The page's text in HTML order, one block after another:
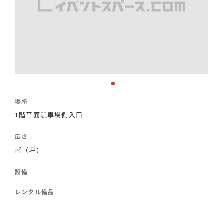
場所
1階平面駐車場側入口
広さ
㎡（坪）
設備
レンタル備品